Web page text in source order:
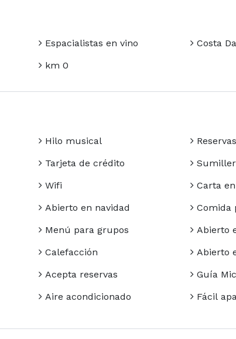
Espacialistas en vino
km 0
Costa
Hilo musical
Tarjeta de crédito
Wifi
Abierto en navidad
Menú para grupos
Calefacción
Acepta reservas
Aire acondicionado
Sumiller
Carta
Comida
Abierto
Abierto
Guía
Fácil